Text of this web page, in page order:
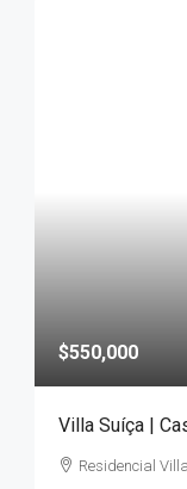
$550,000
Villa Suíça |
Residencial